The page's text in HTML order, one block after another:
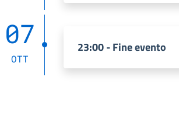
07
OTT
23:00 - Fine evento